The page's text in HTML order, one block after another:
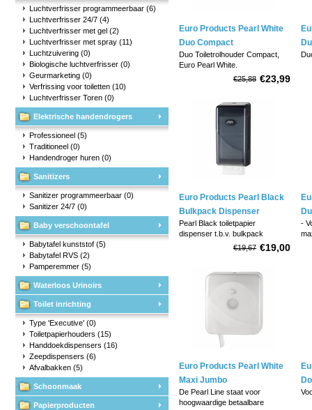
Luchtverfrisser programmeerbaar (6)
Luchtverfrisser 24/7 (4)
Luchtverfrisser met gel (2)
Luchtverfrisser met spray (11)
Luchtzuivering (0)
Biologische luchtverfrisser (0)
Geurmarketing (0)
Verfrissing voor toiletten (10)
Luchtverfrisser Toren (0)
Elektrische handendrogers
Professioneel (5)
Traditioneel (0)
Handendroger huren (0)
Sanitizers
Sanitizer programmeerbaar (0)
Sanitizer 24/7 (0)
Baby verschoontafel
Babytafel kunststof (5)
Babytafel RVS (2)
Pamperemmer (5)
Waterloos Urinoirs
Toilet inrichting
Type 'Executive' (0)
Toiletpapierhouders (15)
Handdoekdispensers (16)
Zeepdispensers (6)
Afvalbakken (5)
Schoonmaak
Papierproducten
Euro Products Pearl White
Duo Compact
Toiletrolhouder
Duo Toiletrolhouder Compact,
Euro Pearl White.
Voor 2 gewone toiletrollen, ook
maximale Ø van 15 cm
(compact rol). Non-stop, altijd
€23,99
€25,88
Euro Products Pearl Black
Bulkpack Dispenser
Pearl Black toiletpapier
dispenser t.b.v. bulkpack
Veel capaciteit en altijd voorraad,
dispenser tussentijds is bij te
De bulkpack dispensers zijn
voorzien van een slot.
€19,00
€19,67
-
Euro Products Pearl White
Maxi Jumbo
Toiletroldispenser
De Pearl Line staat voor
hoogwaardige betaalbare